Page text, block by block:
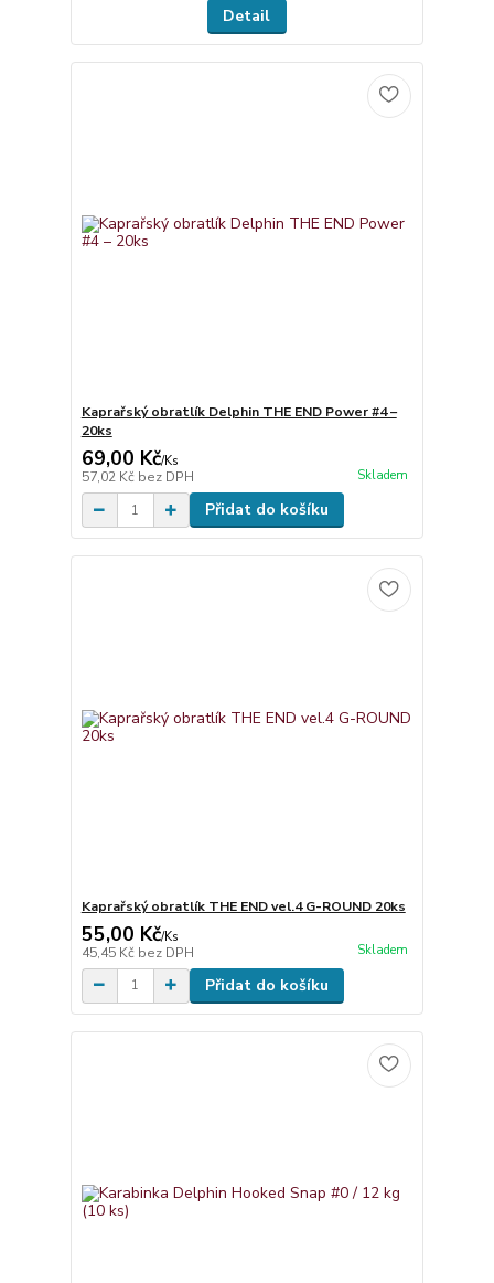
Detail
Kaprařský obratlík Delphin THE END Power #4 –
20ks
69,00 Kč/Ks
57,02 Kč bez DPH Skladem
Přidat do košíku
Kaprařský obratlík THE END vel.4 G-ROUND 20ks
55,00 Kč/Ks
45,45 Kč bez DPH Skladem
Přidat do košíku